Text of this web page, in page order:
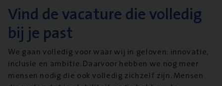
Vind de vacature die volledig
bij je past
We gaan volledig voor waar wij in geloven: innovatie,
inclusie en ambitie. Daarvoor hebben we nog meer
mensen nodig die ook volledig zichzelf zijn. Mensen